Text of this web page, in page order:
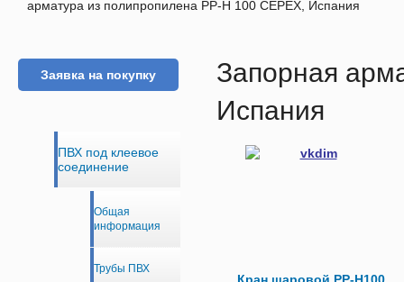
арматура из полипропилена PP-H 100 CEPEX, Испания
Запорная
Испания
Заявка на покупку
ПВХ под клеевое
соединение
Общая
информация
Трубы ПВХ